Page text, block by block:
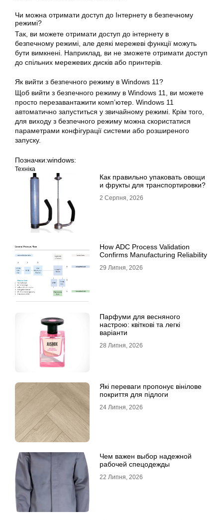
Чи можна отримати доступ до Інтернету в безпечному
режимі?
Так, ви можете отримати доступ до інтернету в
безпечному режимі, але деякі мережеві функції можуть
бути вимкнені. Наприклад, ви не зможете отримати доступ
до спільних мережевих дисків або принтерів.
Як вийти з безпечного режиму в Windows 11?
Щоб вийти з безпечного режиму в Windows 11, ви можете
просто перезавантажити комп’ютер. Windows 11
автоматично запуститься у звичайному режимі. Крім того,
для виходу з безпечного режиму можна скористатися
параметрами конфігурації системи або розширеного
запуску.
Позначки:windows:
Техніка
Как правильно упаковать овощи
и фрукты для транспортировки?
2 Серпня, 2026
How ADC Process Validation
Confirms Manufacturing Reliability
29 Липня, 2026
Парфуми для весняного
настрою: квіткові та легкі
варіанти
28 Липня, 2026
Які переваги пропонує вінілове
покриття для підлоги
24 Липня, 2026
Чем важен выбор надежной
рабочей спецодежды
22 Липня, 2026